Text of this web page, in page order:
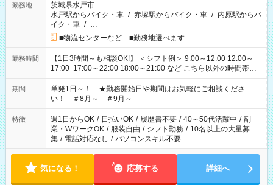
勤務地
茨城県水戸市
水戸駅からバイク・車 / 赤塚駅からバイク・車 / 内原駅からバ
イク・車 / …
■物流センターなど ■勤務地選べます
勤務時間
【1日3時間～も相談OK!】 ＜シフト例＞ 9:00～12:00 12:00～
17:00 17:00～22:00 18:00～21:00 など こちら以外の時間帯も
お気軽にご相談ください！
期間
単発1日～！ ★勤務開始日や期間はお気軽にご相談くださ
い！ ＃8月～ ＃9月～
特徴 週1日からOK / 日払いOK / 履歴書不要 / 40～50代活躍中 / 副
業・WワークOK / 服装自由 / シフト勤務 / 10名以上の大量募
集 / 電話対応なし / パソコンスキル不要
気になる！ 応募する 詳細へ